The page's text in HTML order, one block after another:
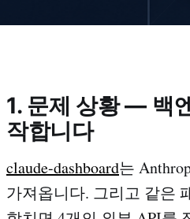
1. 문제 상황 — 백
작합니다
claude-dashboard는
가져옵니다. 그리고 같은